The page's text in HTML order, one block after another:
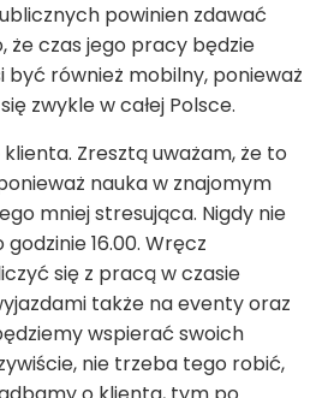
powinien zdawać
że czas jego pracy będzie
być również mobilny, ponieważ
zwykle w całej Polsce.
Zresztą uważam, że to
nauka w znajomym
mniej stresująca. Nigdy nie
16.00. Wręcz
się z pracą w czasie
także na eventy oraz
wspierać swoich
nie trzeba tego robić,